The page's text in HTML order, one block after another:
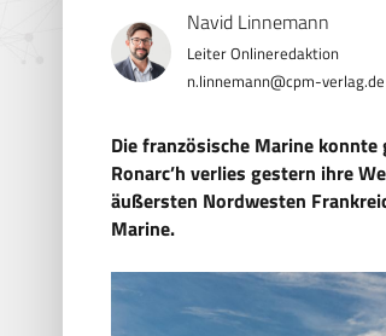
Navid Linnemann
Leiter Onlineredaktion
n.linnemann@cpm-verlag.de
Die französische Marine
Ronarc’h verlies gestern ihre
äußersten Nordwesten
Marine.